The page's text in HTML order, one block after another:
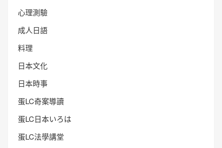
心理測驗
成人日語
料理
日本文化
日本時事
蛋LC奇案導讀
蛋LC日本いろは
蛋LC法學講堂